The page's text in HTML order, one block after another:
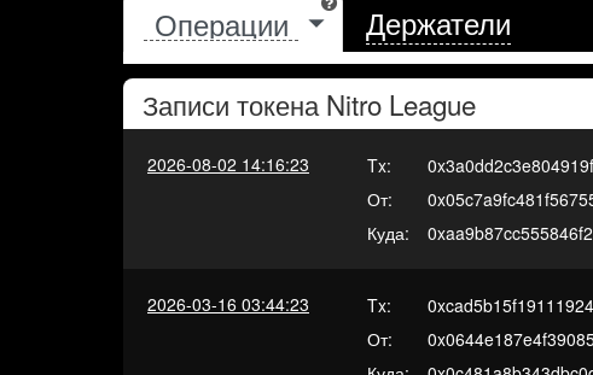
Держатели
Записи токена Nitro League
2026-08-02 14:16:23 Tx:
От:
Куда:
2026-03-16 03:44:23 Tx:
От: